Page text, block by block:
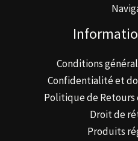
Conditions
Confidentialité et
Politique de
Droit de
Produits